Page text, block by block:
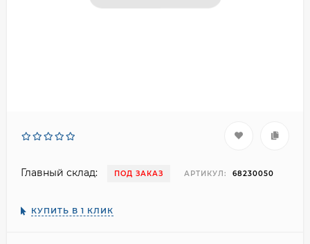
Главный склад: ПОД ЗАКАЗ АРТИКУЛ: 68230050
КУПИТЬ В 1 КЛИК